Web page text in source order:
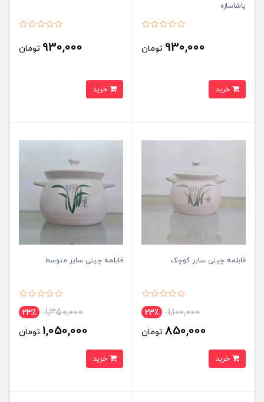
پاشاسازه
930,000 تومان 930,000 تومان
قابلمه چینی سایز کوچک
1,100,000 23٪
850,000 تومان
قابلمه چینی سایز متوسط
1,350,000 23٪
1,050,000 تومان